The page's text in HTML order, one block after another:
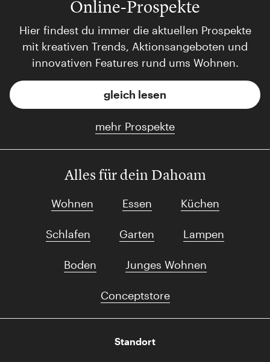
Online-Prospekte
Hier findest du immer die aktuellen Prospekte
mit kreativen Trends, Aktionsangeboten und
innovativen Features rund ums Wohnen.
gleich lesen
mehr Prospekte
Alles für dein Dahoam
Wohnen Essen Küchen
Schlafen Garten Lampen
Boden Junges Wohnen
Conceptstore
Standort